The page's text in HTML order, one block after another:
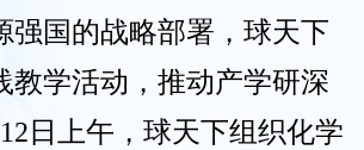
强国的战略部署，球天下
教学活动，推动产学研深
日上午，球天下组织化学